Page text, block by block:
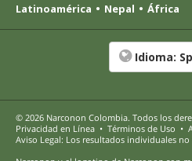
Latinoamérica
Nepal África
Idioma:
© 2026 Narconon Colombia. Todos los
Privacidad en Línea • Términos de Uso •
Aviso Legal: Los resultados individuales